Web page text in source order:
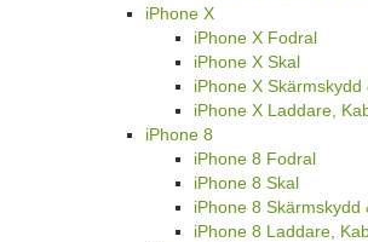
iPhone X
iPhone X Fodral
iPhone X Skal
iPhone X Skärmskydd
iPhone X Laddare,
iPhone 8
iPhone 8 Fodral
iPhone 8 Skal
iPhone 8 Skärmskydd
iPhone 8 Laddare,